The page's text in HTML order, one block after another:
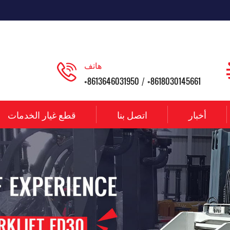
هاتف
+8613646031950 / +8618030145661
قطع غيار الخدمات اتصل بنا أخبار